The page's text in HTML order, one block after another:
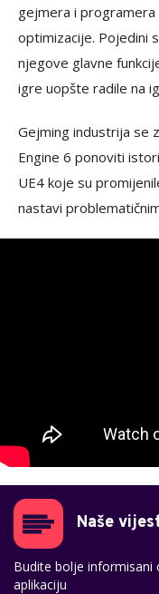
gejmera i
optimizacije. Pojedini
njegove glavne
igre uopšte radile na
Gejming industrija se
Engine 6 ponoviti
UE4 koje su
nastavi
Naše
Budite bolje informisani
aplikaciju